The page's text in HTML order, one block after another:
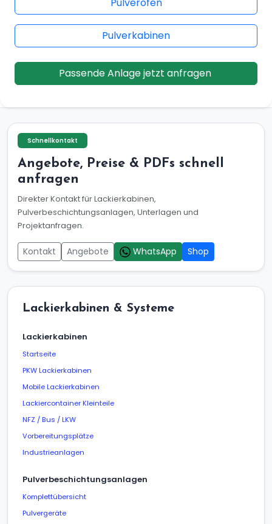
Pulverofen
Pulverkabinen
Passende Anlage jetzt anfragen
Schnellkontakt
Angebote, Preise & PDFs schnell
anfragen
Direkter Kontakt für Lackierkabinen,
Pulverbeschichtungsanlagen, Unterlagen und
Projektanfragen.
Kontakt Angebote WhatsApp Shop
Lackierkabinen & Systeme
Lackierkabinen
Startseite
PKW Lackierkabinen
Mobile Lackierkabinen
Lackiercontainer Kleinteile
NFZ / Bus / LKW
Vorbereitungsplätze
Industrieanlagen
Pulverbeschichtungsanlagen
Komplettübersicht
Pulvergeräte